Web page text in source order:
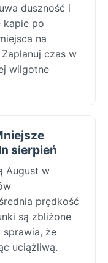
duszność i
kapie po
na
czas w
wilgotne
sierpień
August w
prędkość
są zbliżone
że
uciążliwą.